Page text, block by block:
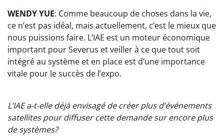
WENDY YUE: Comme beaucoup de choses dans la vie,
ce n’est pas idéal, mais actuellement, c’est le mieux que
nous puissions faire. L’IAE est un moteur économique
important pour Severus et veiller à ce que tout soit
intégré au système et en place est d’une importance
vitale pour le succès de l’expo.
L’IAE a-t-elle déjà envisagé de créer plus d’événements
satellites pour diffuser cette demande sur encore plus
de systèmes?